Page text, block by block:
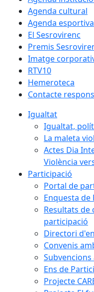
Agenda cultural
Agenda esportiva
El Sesrovirenc
Premis
Imatge
RTV10
Hemeroteca
Contacte
Igualtat
Igualtat,
La maleta
Actes Dia
Violència
Participació
Portal de
Enquesta de
Resultats de
participació
Directori
Convenis
Ens de
Projecte